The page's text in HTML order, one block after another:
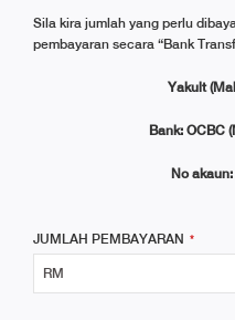
Sila kira jumlah yang perlu
pembayaran secara “Bank
Yakult
Bank: OCBC
No
JUMLAH PEMBAYARAN *